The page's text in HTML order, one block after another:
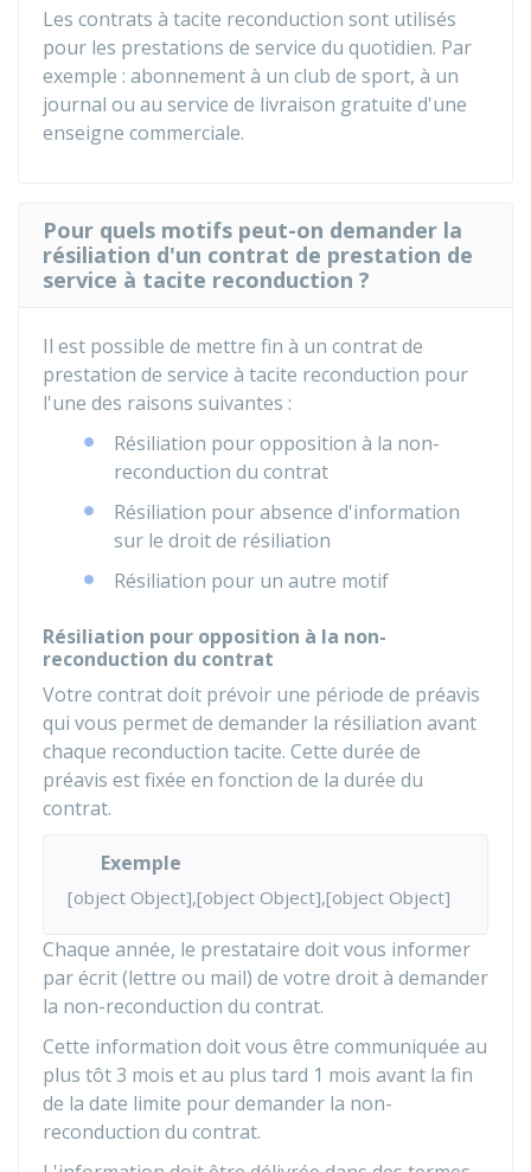
Les contrats à tacite reconduction sont utilisés
pour les prestations de service du quotidien. Par
exemple : abonnement à un club de sport, à un
journal ou au service de livraison gratuite d'une
enseigne commerciale.
Pour quels motifs peut-on demander la
résiliation d'un contrat de prestation de
service à tacite reconduction ?
Il est possible de mettre fin à un contrat de
prestation de service à tacite reconduction pour
l'une des raisons suivantes :
Résiliation pour opposition à la non-
reconduction du contrat
Résiliation pour absence d'information
sur le droit de résiliation
Résiliation pour un autre motif
Résiliation pour opposition à la non-
reconduction du contrat
Votre contrat doit prévoir une période de préavis
qui vous permet de demander la résiliation avant
chaque reconduction tacite. Cette durée de
préavis est fixée en fonction de la durée du
contrat.
Exemple
[object Object],[object Object],[object Object]
Chaque année, le prestataire doit vous informer
par écrit (lettre ou mail) de votre droit à demander
la non-reconduction du contrat.
Cette information doit vous être communiquée au
plus tôt 3 mois et au plus tard 1 mois avant la fin
de la date limite pour demander la non-
reconduction du contrat.